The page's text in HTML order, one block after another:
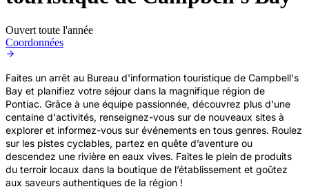
Ouvert toute l'année
Coordonnées
Faites un arrêt au Bureau d'information touristique de Campbell's
Bay et planifiez votre séjour dans la magnifique région de
Pontiac. Grâce à une équipe passionnée, découvrez plus d'une
centaine d'activités, renseignez-vous sur de nouveaux sites à
explorer et informez-vous sur événements en tous genres. Roulez
sur les pistes cyclables, partez en quête d’aventure ou
descendez une rivière en eaux vives. Faites le plein de produits
du terroir locaux dans la boutique de l’établissement et goûtez
aux saveurs authentiques de la région !